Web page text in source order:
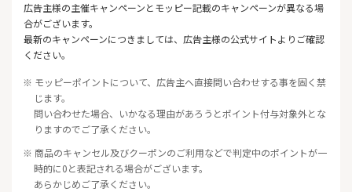
広告主様の主催キャンペーンとモッピー記載のキャンペーンが異なる場
合がございます。
最新のキャンペーンにつきましては、広告主様の公式サイトよりご確認
ください。
※ モッピーポイントについて、広告主へ直接問い合わせする事を固く禁
じます。
問い合わせた場合、いかなる理由があろうとポイント付与対象外とな
りますのでご了承ください。
※ 商品のキャンセル及びクーポンのご利用などで判定中のポイントが一
時的に0と表記される場合がございます。
あらかじめご了承ください。